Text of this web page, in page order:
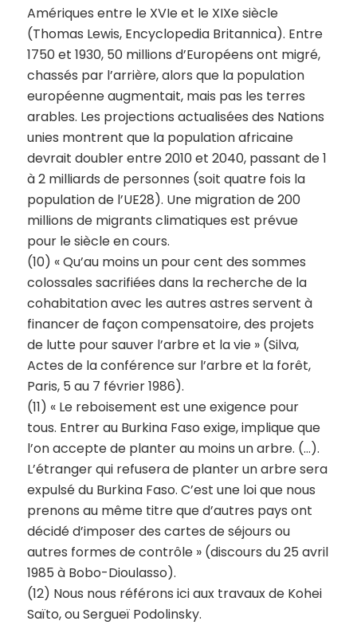
Amériques entre le XVIe et le XIXe siècle
(Thomas Lewis, Encyclopedia Britannica). Entre
1750 et 1930, 50 millions d’Européens ont migré,
chassés par l’arrière, alors que la population
européenne augmentait, mais pas les terres
arables. Les projections actualisées des Nations
unies montrent que la population africaine
devrait doubler entre 2010 et 2040, passant de 1
à 2 milliards de personnes (soit quatre fois la
population de l’UE28). Une migration de 200
millions de migrants climatiques est prévue
pour le siècle en cours.
(10) « Qu’au moins un pour cent des sommes
colossales sacrifiées dans la recherche de la
cohabitation avec les autres astres servent à
financer de façon compensatoire, des projets
de lutte pour sauver l’arbre et la vie » (Silva,
Actes de la conférence sur l’arbre et la forêt,
Paris, 5 au 7 février 1986).
(11) « Le reboisement est une exigence pour
tous. Entrer au Burkina Faso exige, implique que
l’on accepte de planter au moins un arbre. (…).
L’étranger qui refusera de planter un arbre sera
expulsé du Burkina Faso. C’est une loi que nous
prenons au même titre que d’autres pays ont
décidé d’imposer des cartes de séjours ou
autres formes de contrôle » (discours du 25 avril
1985 à Bobo-Dioulasso).
(12) Nous nous référons ici aux travaux de Kohei
Saïto, ou Sergueï Podolinsky.